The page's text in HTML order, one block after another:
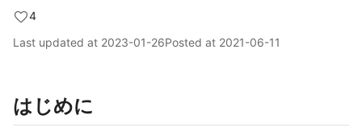
4
Last updated at 2023-01-26Posted at 2021-06-11
はじめに